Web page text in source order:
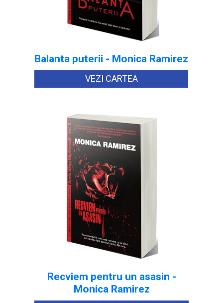
Balanta puterii - Monica Ramirez
VEZI CARTEA
Recviem pentru un asasin -
Monica Ramirez